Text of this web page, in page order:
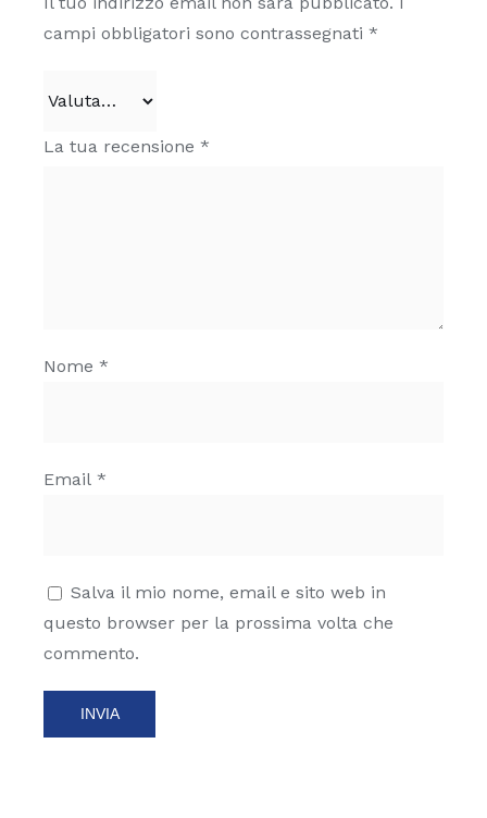
campi obbligatori sono contrassegnati *
La tua recensione *
Nome *
Email *
Salva il mio nome, email e sito web in
questo browser per la prossima volta che
commento.